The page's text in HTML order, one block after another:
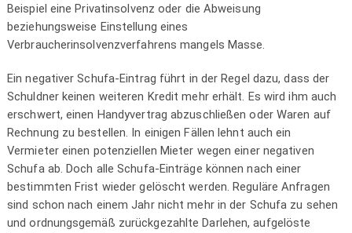
Beispiel eine Privatinsolvenz oder die Abweisung
beziehungsweise Einstellung eines
Verbraucherinsolvenzverfahrens mangels Masse.
Ein negativer Schufa-Eintrag führt in der Regel dazu, dass der
Schuldner keinen weiteren Kredit mehr erhält. Es wird ihm auch
erschwert, einen Handyvertrag abzuschließen oder Waren auf
Rechnung zu bestellen. In einigen Fällen lehnt auch ein
Vermieter einen potenziellen Mieter wegen einer negativen
Schufa ab. Doch alle Schufa-Einträge können nach einer
bestimmten Frist wieder gelöscht werden. Reguläre Anfragen
sind schon nach einem Jahr nicht mehr in der Schufa zu sehen
und ordnungsgemäß zurückgezahlte Darlehen, aufgelöste